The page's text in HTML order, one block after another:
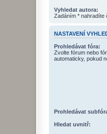
Vyhledat autora:
Zadáním * nahradíte
NASTAVENÍ
Prohledávat fóra:
Zvolte fórum nebo
automaticky, pokud
Prohledávat
Hledat uvnitř: